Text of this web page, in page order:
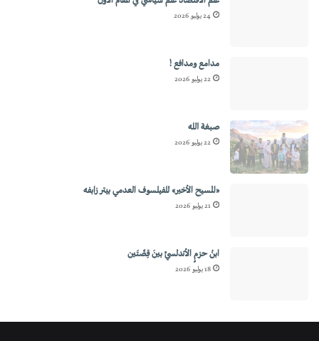
24 يوليو 2026
مدامع ومدافع !
22 يوليو 2026
صبغة الله
22 يوليو 2026
«المسيح الأخير» للفيلسوف العدمي بيتر زابفه
21 يوليو 2026
ابنُ حزمٍ الأندلسيِّ بينَ قِصَّتَين
18 يوليو 2026